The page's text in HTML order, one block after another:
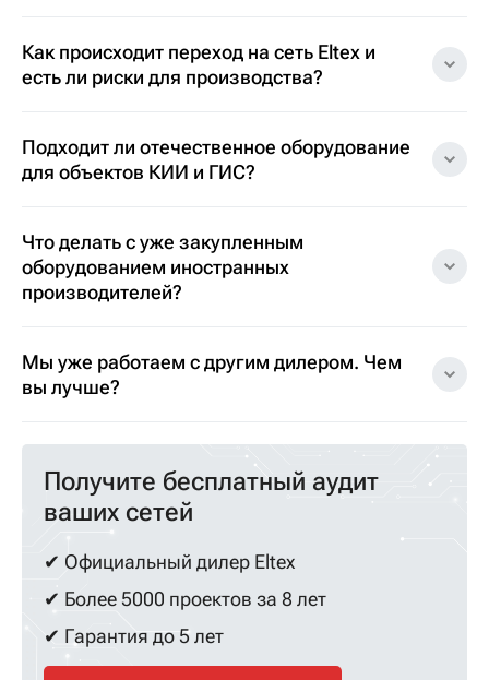
Как происходит переход на сеть Eltex и
есть ли риски для производства?
Подходит ли отечественное оборудование
для объектов КИИ и ГИС?
Что делать с уже закупленным
оборудованием иностранных
производителей?
Мы уже работаем с другим дилером. Чем
вы лучше?
Получите бесплатный аудит
ваших сетей
✔ Официальный дилер Eltex
✔ Более 5000 проектов за 8 лет
✔ Гарантия до 5 лет